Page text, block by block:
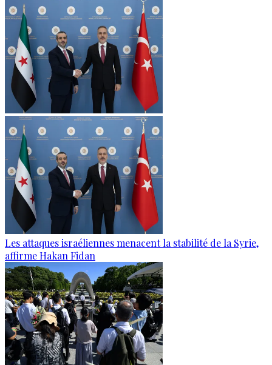
Les attaques israéliennes menacent la stabilité de la Syrie,
affirme Hakan Fidan